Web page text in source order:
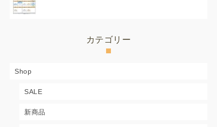
カテゴリー
Shop
SALE
新商品